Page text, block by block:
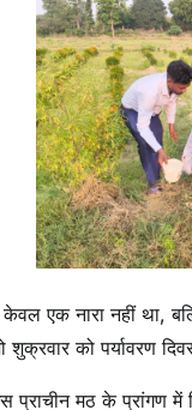
नारा नहीं था,
शुक्रवार को
मठ के प्रांगण में